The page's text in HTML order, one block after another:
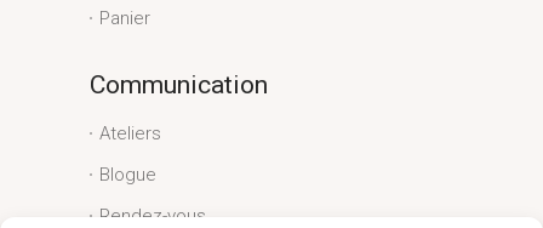
Panier
Communication
Ateliers
Blogue
Rendez-vous